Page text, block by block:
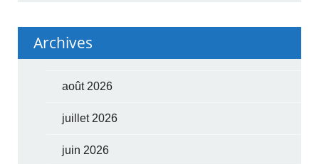
Archives
août 2026
juillet 2026
juin 2026